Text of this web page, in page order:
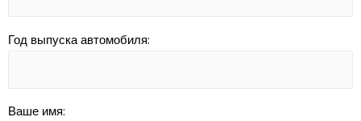
Год выпуска автомобиля:
Ваше имя: